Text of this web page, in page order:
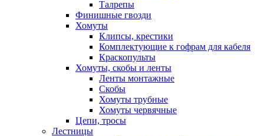
Талрепы
Финишные гвозди
Хомуты
Клипсы, крестики
Комплектующие к гофрам для кабеля
Краскопульты
Хомуты, скобы и ленты
Ленты монтажные
Скобы
Хомуты трубные
Хомуты червячные
Цепи, тросы
Лестницы